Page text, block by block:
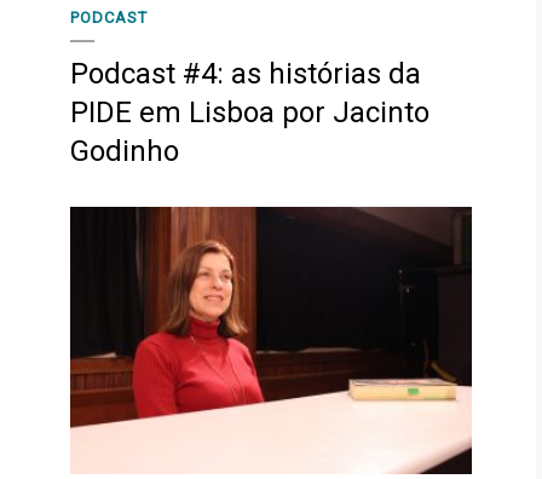
PODCAST
Podcast #4: as histórias da
PIDE em Lisboa por Jacinto
Godinho